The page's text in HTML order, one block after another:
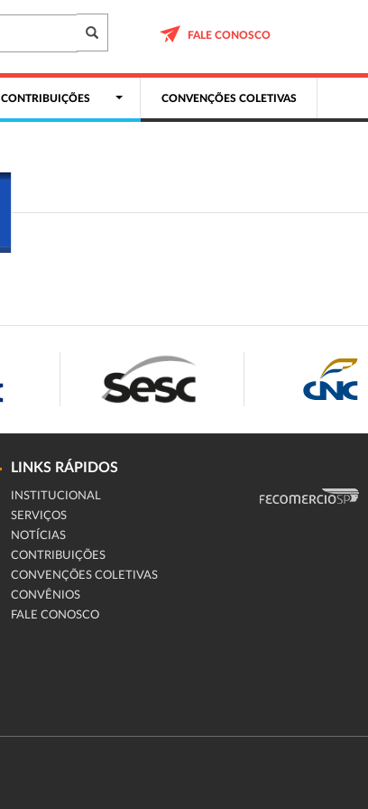
FALE CONOSCO
CONTRIBUIÇÕES CONVENÇÕES COLETIVAS
LINKS RÁPIDOS
INSTITUCIONAL
SERVIÇOS
NOTÍCIAS
CONTRIBUIÇÕES
CONVENÇÕES COLETIVAS
CONVÊNIOS
FALE CONOSCO